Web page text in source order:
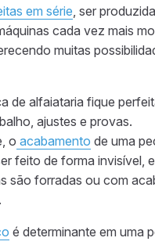
em série , ser
cada vez mais
muitas
de alfaiataria fique
ajustes e provas.
o acabamento de uma
feito de forma invisível,
são forradas ou com
é determinante em uma